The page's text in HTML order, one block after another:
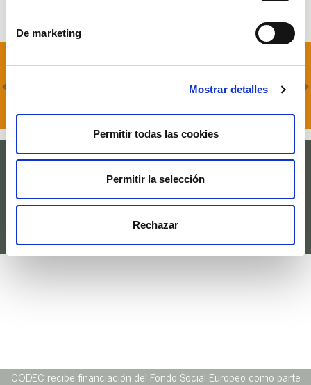
De marketing
Mostrar detalles
Permitir todas las cookies
Permitir la selección
Rechazar
Empresa de Inserción CODEC -codec@eicodec.org
Àrtic, 136, ZAL Port - 08040 Barcelona - 932 62 42 70
CODEC recibe financiación del Fondo Social Europeo como parte